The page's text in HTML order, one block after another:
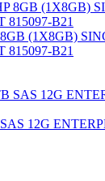
8GB (1X8GB)
815097-B21
12G